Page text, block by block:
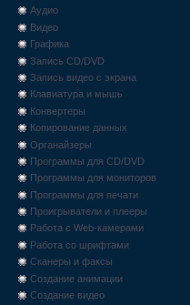
Аудио
Видео
Графика
Запись CD/DVD
Запись видео с экрана
Клавиатура и мышь
Конвертеры
Копирование данных
Органайзеры
Программы для CD/DVD
Программы для мониторов
Программы для печати
Проигрыватели и плееры
Работа с Web-камерами
Работа со шрифтами
Сканеры и факсы
Создание анимации
Создание видео